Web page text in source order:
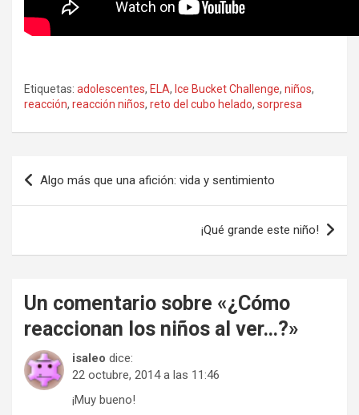
Etiquetas: adolescentes, ELA, Ice Bucket Challenge, niños,
reacción, reacción niños, reto del cubo helado, sorpresa
Navegación
de
Algo más que una afición: vida y sentimiento
¡Qué grande este niño!
Un comentario sobre «¿Cómo
reaccionan los niños al ver…?»
isaleo dice:
22 octubre, 2014 a las 11:46
¡Muy bueno!